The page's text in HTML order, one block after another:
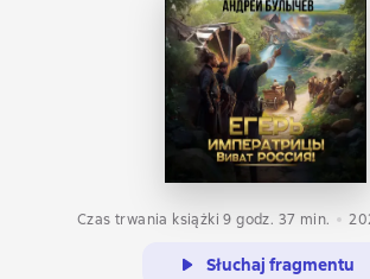
Czas trwania książki 9 godz. 37 min.
Słuchaj fragmentu